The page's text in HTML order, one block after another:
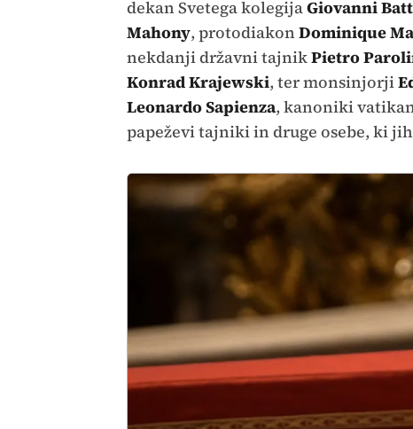
dekan Svetega kolegijaGiovanni
Mahony, protodiakonDominique
nekdanji državni tajnikPietro
Konrad Krajewski, ter monsinjorji
Leonardo Sapienza, kanoniki
papeževi tajniki in druge osebe, ki